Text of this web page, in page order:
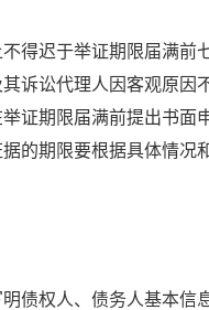
得迟于举证期限届满前
诉讼代理人因客观原因
证期限届满前提出书面
的期限要根据具体情况
债权人、债务人基本信